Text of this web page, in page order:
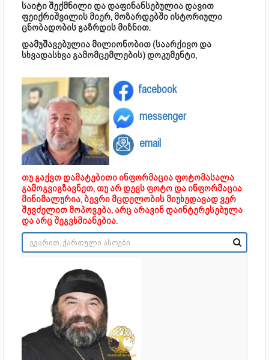
საიტი შექმნილი და დაფინანსებულია დავით
ფეიქრიშვილის მიერ, მოზარდებში ისტორიული
ცნობადობის გაზრდის მიზნით.
დამუშავებულია მილიონობით (საარქივო და
სხვადასხვა გამომცემლების) დოკუმენტი,
facebook
messenger
email
თუ გაქვთ დამატებითი ინფორმაცია ფოტომასალა
გამოგვიგზავნეთ, თუ არ დევს ფოტო და ინფორმაცია
მინიმალურია, ბევრი მცდელობის მიუხედავად ვერ
შევძელით მოპოვება, არც არავინ დაინტერესებულა
და არც შეგვხმიანებია.